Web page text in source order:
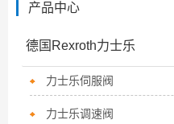
产品中心
德国Rexroth力士乐
力士乐伺服阀
力士乐调速阀